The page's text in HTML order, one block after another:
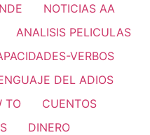
NOTICIAS AA
ANALISIS PELICULAS
VERBOS
DEL ADIOS
TO
CUENTOS
DINERO